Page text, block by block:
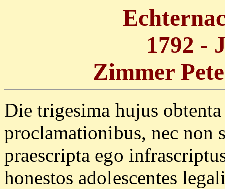
1792 -
Zimmer
Die trigesima hujus
proclamationibus, nec non
praescripta ego
honestos adolescentes